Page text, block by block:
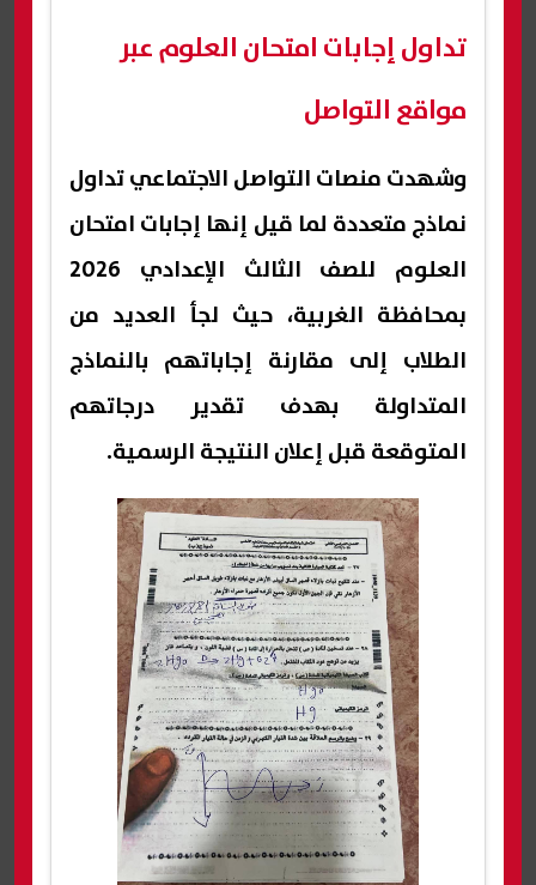
تداول إجابات امتحان العلوم عبر
مواقع التواصل
وشهدت منصات التواصل الاجتماعي تداول
نماذج متعددة لما قيل إنها إجابات امتحان
العلوم للصف الثالث الإعدادي 2026
بمحافظة الغربية، حيث لجأ العديد من
الطلاب إلى مقارنة إجاباتهم بالنماذج
المتداولة بهدف تقدير درجاتهم
المتوقعة قبل إعلان النتيجة الرسمية.